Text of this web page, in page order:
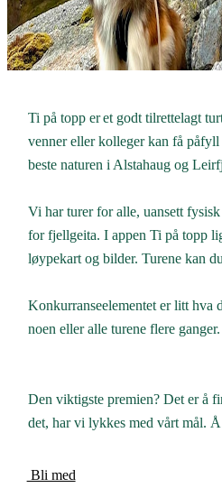
Ti på topp er et godt tilrettelagt
venner eller kolleger kan få
beste naturen i Alstahaug og
Vi har turer for alle, uansett
for fjellgeita. I appen Ti på topp
løypekart og bilder. Turene kan
Konkurranseelementet er litt hva
noen eller alle turene flere
Den viktigste premien? Det er å
det, har vi lykkes med vårt mål.
Bli med